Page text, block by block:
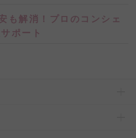
も解消！プロのコンシェ
ポート